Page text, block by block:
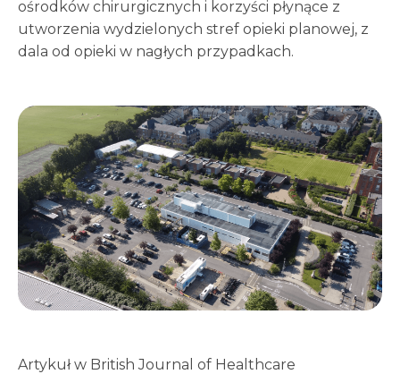
ośrodków chirurgicznych i korzyści płynące z
utworzenia wydzielonych stref opieki planowej, z
dala od opieki w nagłych przypadkach.
Artykuł w British Journal of Healthcare